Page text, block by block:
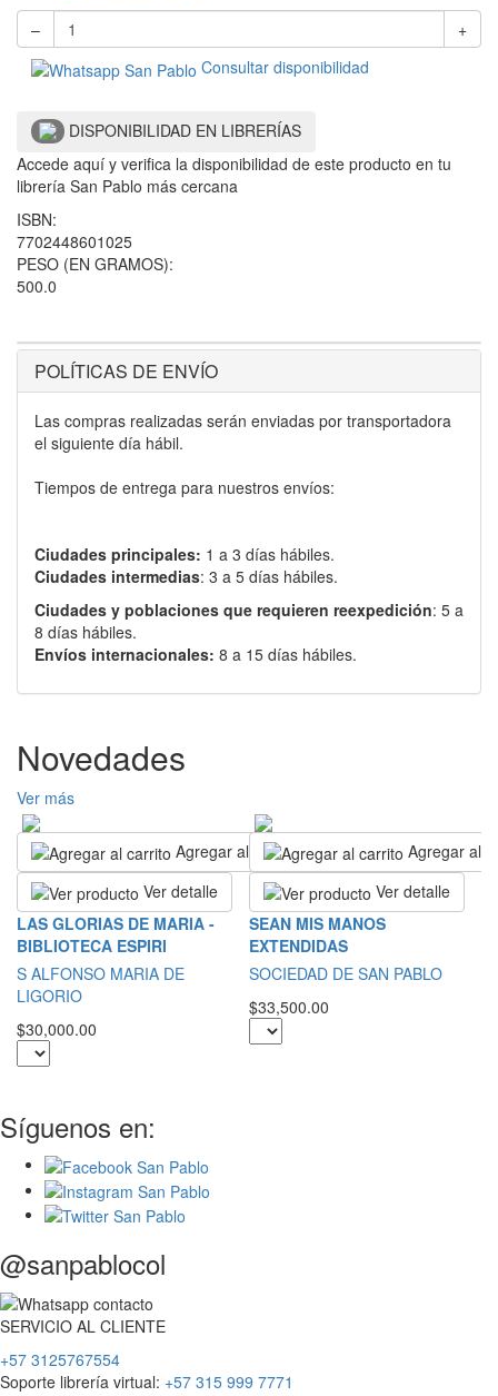
–
+
Consultar disponibilidad
DISPONIBILIDAD EN LIBRERÍAS
Accede aquí y verifica la disponibilidad de este producto en tu
librería San Pablo más cercana
ISBN:
7702448601025
PESO (EN GRAMOS):
500.0
POLÍTICAS DE ENVÍO
Las compras realizadas serán enviadas por transportadora
el siguiente día hábil.
Tiempos de entrega para nuestros envíos:
Ciudades principales: 1 a 3 días hábiles.
Ciudades intermedias: 3 a 5 días hábiles.
Ciudades y poblaciones que requieren reexpedición: 5 a
8 días hábiles.
Envíos internacionales: 8 a 15 días hábiles.
Novedades
Ver más
Agregar al carrito
Ver detalle
LAS GLORIAS DE MARIA -
BIBLIOTECA ESPIRI
S ALFONSO MARIA DE
LIGORIO
$30,000.00
Agregar al
Ver detalle
SEAN MIS MANOS
EXTENDIDAS
SOCIEDAD DE SAN PABLO
$33,500.00
Síguenos en:
@sanpablocol
SERVICIO AL CLIENTE
+57 3125767554
Soporte librería virtual: +57 315 999 7771